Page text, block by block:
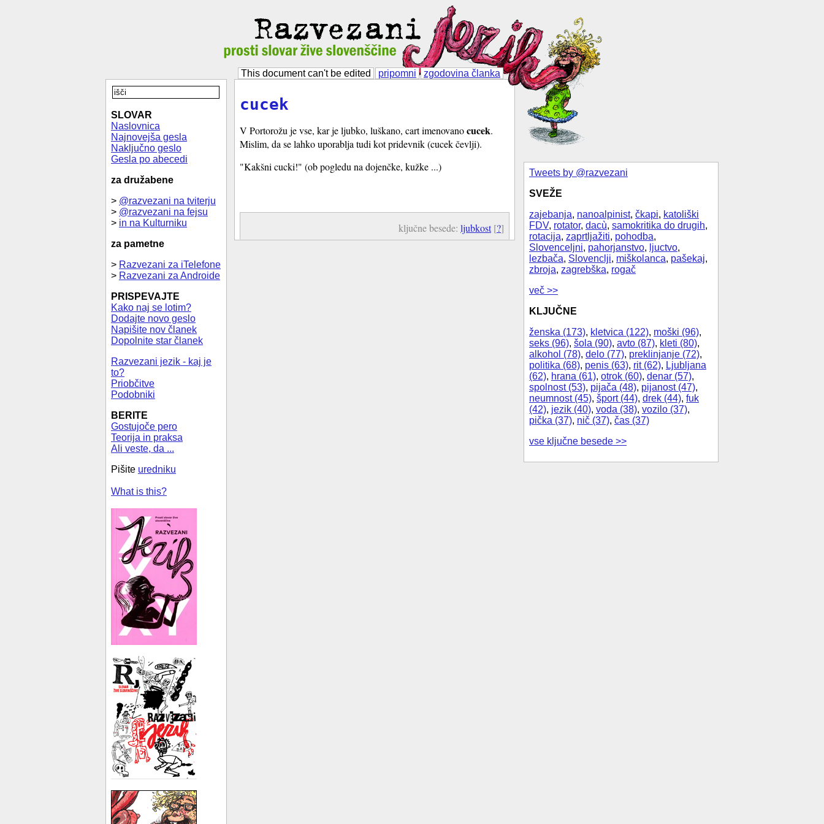
This document can't be edited pripomni zgodovina članka
Tweets by @razvezani
SVEŽE
zajebanja, nanoalpinist, čkapi, katoliški
FDV, rotator, dacù, samokritika do drugih,
rotacija, zaprtljažiti, pohodba,
Slovenceljni, pahorjanstvo, ljuctvo,
lezbača, Slovenclji, miškolanca, pašekaj,
zbroja, zagrebška, rogač
več >>
KLJUČNE
ženska (173), kletvica (122), moški (96),
seks (96), šola (90), avto (87), kleti (80),
alkohol (78), delo (77), preklinjanje (72),
politika (68), penis (63), rit (62), Ljubljana
(62), hrana (61), otrok (60), denar (57),
spolnost (53), pijača (48), pijanost (47),
neumnost (45), šport (44), drek (44), fuk
(42), jezik (40), voda (38), vozilo (37),
pička (37), nič (37), čas (37)
vse ključne besede >>
SLOVAR
Naslovnica
Najnovejša gesla
Naključno geslo
Gesla po abecedi
za družabene
> @razvezani na tviterju
> @razvezani na fejsu
> in na Kulturniku
za pametne
> Razvezani za iTelefone
> Razvezani za Androide
PRISPEVAJTE
Kako naj se lotim?
Dodajte novo geslo
Napišite nov članek
Dopolnite star članek
Razvezani jezik - kaj je
to?
Priobčitve
Podobniki
BERITE
Gostujoče pero
Teorija in praksa
Ali veste, da ...
Pišite uredniku
What is this?
cucek
V Portorožu je vse, kar je ljubko, luškano, cart imenovanocucek.
Mislim, da se lahko uporablja tudi kot pridevnik (cucek čevlji).
"Kakšni cucki!" (ob pogledu na dojenčke, kužke ...)
ključne besede: ljubkost[?]